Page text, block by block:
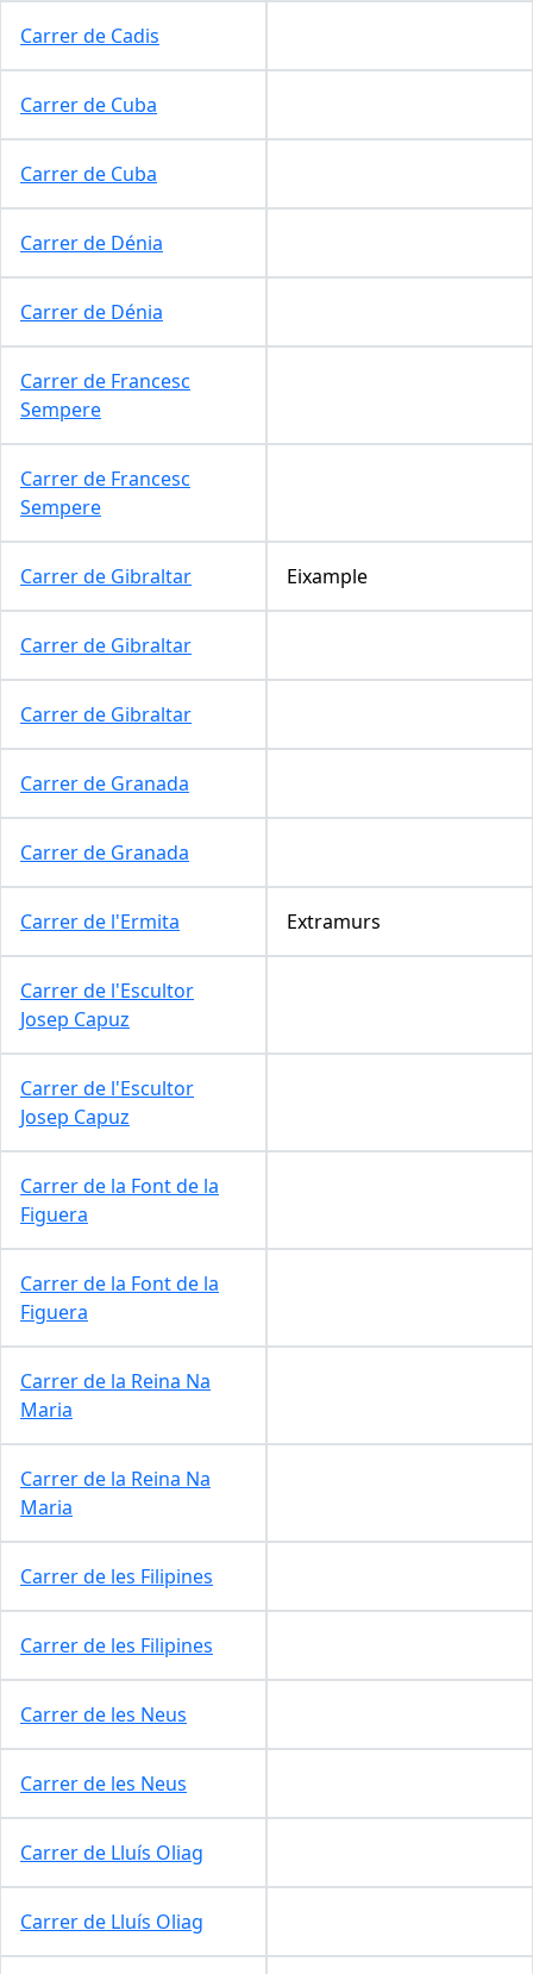
Carrer de Cadis
Carrer de Cuba
Carrer de Cuba
Carrer de Dénia
Carrer de Dénia
Carrer de Francesc
Sempere
Carrer de Francesc
Sempere
Carrer de Gibraltar Eixample
Carrer de Gibraltar
Carrer de Gibraltar
Carrer de Granada
Carrer de Granada
Carrer de l'Ermita Extramurs
Carrer de l'Escultor
Josep Capuz
Carrer de l'Escultor
Josep Capuz
Carrer de la Font de la
Figuera
Carrer de la Font de la
Figuera
Carrer de la Reina Na
Maria
Carrer de la Reina Na
Maria
Carrer de les Filipines
Carrer de les Filipines
Carrer de les Neus
Carrer de les Neus
Carrer de Lluís Oliag
Carrer de Lluís Oliag